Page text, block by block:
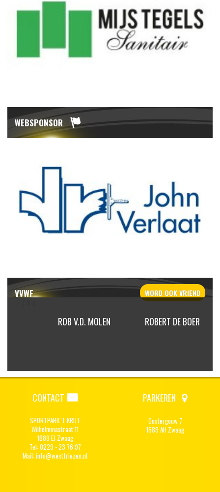
WEBSPONSOR
VVWF WORD OOKVRIEND
ROB V.D. MOLEN ROBERT DE BOER
CONTACT
SPORTPARK 'T KRIJT
Wilhelminastraat 11
1689 EJ Zwaag
Tel: 0229 - 23 76 97
Mail:info@westfriezen.nl
PARKEREN
Oostergouw 7
1689 AH Zwaag